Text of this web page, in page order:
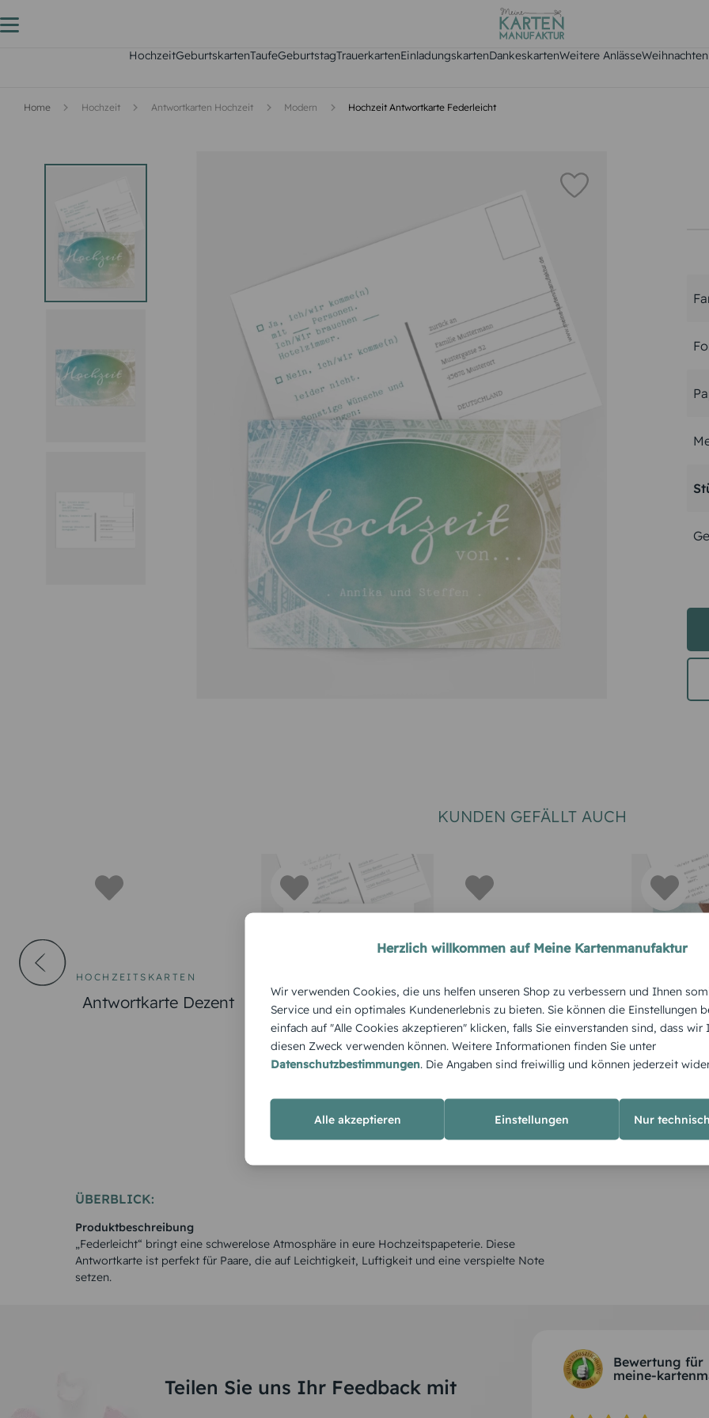
HochzeitGeburtskartenTaufeGeburtstagTrauerkartenEinladungskartenDankeskartenWeitere AnlässeWeihnachten
Home Hochzeit Antwortkarten Hochzeit Modern Hochzeit Antwortkarte Federleicht
KUNDEN GEFÄLLT AUCH
HOCHZEITSKARTEN
Antwortkarte Dezent
Antwortkarte
Blauregen
Antwortkarte Vintage
Lace
ÜBERBLICK:
Produktbeschreibung
„Federleicht“ bringt eine schwerelose Atmosphäre in eure Hochzeitspapeterie. Diese
Antwortkarte ist perfekt für Paare, die auf Leichtigkeit, Luftigkeit und eine verspielte Note
setzen.
Teilen Sie uns Ihr Feedback mit
Bewertung für
meine-
Herzlich willkommen auf Meine Kartenmanufaktur
Wir verwenden Cookies, die uns helfen unseren Shop zu verbessern und Ihnen
Service und ein optimales Kundenerlebnis zu bieten. Sie können die Einstellungen
einfach auf "Alle Cookies akzeptieren" klicken, falls Sie einverstanden sind, dass
diesen Zweck verwenden können. Weitere Informationen finden Sie unter
Datenschutzbestimmungen. Die Angaben sind freiwillig und können jederzeit
Alle akzeptieren Einstellungen Nur